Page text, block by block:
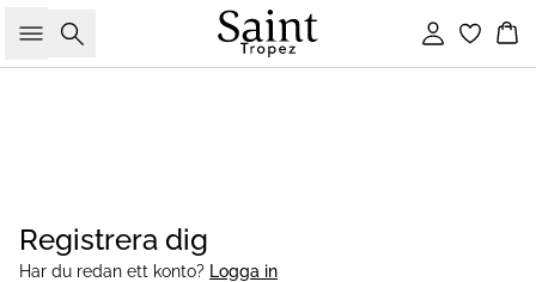
Sök Logga in
Registrera dig
Har du redan ett konto? Logga in